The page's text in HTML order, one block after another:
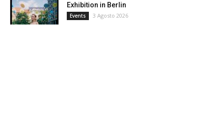
Exhibition in Berlin
Events 3 Agosto 2026